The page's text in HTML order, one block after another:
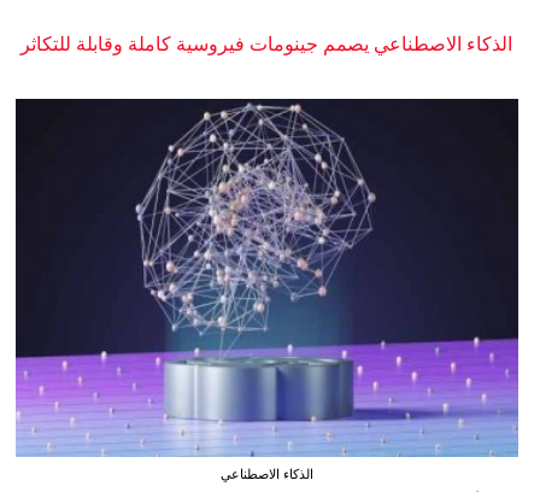
الذكاء الاصطناعي يصمم جينومات فيروسية كاملة وقابلة للتكاثر
الذكاء الاصطناعي